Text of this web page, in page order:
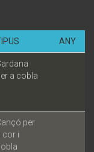
ANY
a cobla
per
cor i